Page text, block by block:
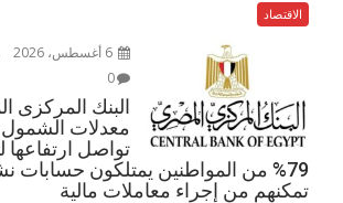
الاقتصاد
0
البنك المركزى
معدلات الشمول
تواصل
79% من المواطنين يمتلكون حسابات
تمكنهم من إجراء معاملات مالية